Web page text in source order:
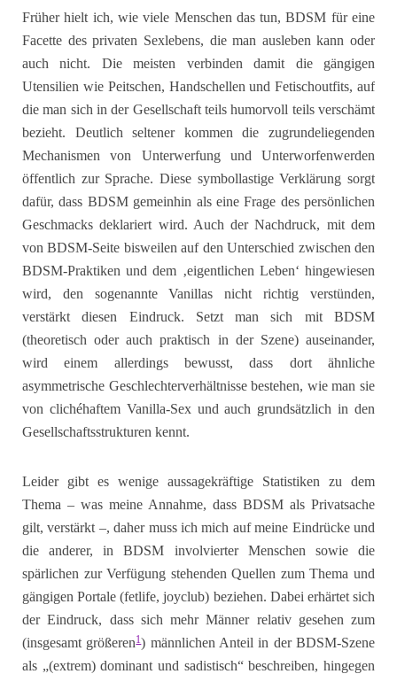
Früher hielt ich, wie viele Menschen das tun, BDSM für eine
Facette des privaten Sexlebens, die man ausleben kann oder
auch nicht. Die meisten verbinden damit die gängigen
Utensilien wie Peitschen, Handschellen und Fetischoutfits, auf
die man sich in der Gesellschaft teils humorvoll teils verschämt
bezieht. Deutlich seltener kommen die zugrundeliegenden
Mechanismen von Unterwerfung und Unterworfenwerden
öffentlich zur Sprache. Diese symbollastige Verklärung sorgt
dafür, dass BDSM gemeinhin als eine Frage des persönlichen
Geschmacks deklariert wird. Auch der Nachdruck, mit dem
von BDSM-Seite bisweilen auf den Unterschied zwischen den
BDSM-Praktiken und dem ‚eigentlichen Leben‘ hingewiesen
wird, den sogenannte Vanillas nicht richtig verstünden,
verstärkt diesen Eindruck. Setzt man sich mit BDSM
(theoretisch oder auch praktisch in der Szene) auseinander,
wird einem allerdings bewusst, dass dort ähnliche
asymmetrische Geschlechterverhältnisse bestehen, wie man sie
von clichéhaftem Vanilla-Sex und auch grundsätzlich in den
Gesellschaftsstrukturen kennt.
Leider gibt es wenige aussagekräftige Statistiken zu dem
Thema – was meine Annahme, dass BDSM als Privatsache
gilt, verstärkt –, daher muss ich mich auf meine Eindrücke und
die anderer, in BDSM involvierter Menschen sowie die
spärlichen zur Verfügung stehenden Quellen zum Thema und
gängigen Portale (fetlife, joyclub) beziehen. Dabei erhärtet sich
der Eindruck, dass sich mehr Männer relativ gesehen zum
(insgesamt größeren1) männlichen Anteil in der BDSM-Szene
als „(extrem) dominant und sadistisch“ beschreiben, hingegen